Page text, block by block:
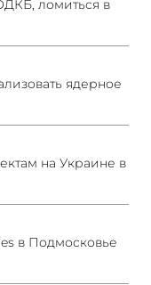
ломиться в
ядерное
на Украине в
в Подмосковье